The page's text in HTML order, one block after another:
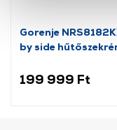
szolgáltatásaink
használatával Ön
Gorenje
by side
199 999 Ft